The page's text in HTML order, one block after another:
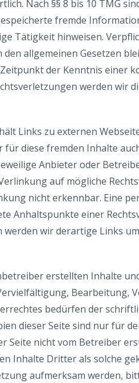
Nach §§ 8 bis 10 TMG
fremde
Tätigkeit hinweisen.
allgemeinen Gesetzen
der Kenntnis einer
werden wir
Links zu externen
für diese fremden Inhalte
Anbieter oder
auf mögliche
nicht erkennbar. Eine
Anhaltspunkte einer
werden wir derartige Links
erstellten Inhalte
Bearbeitung,
bedürfen der
dieser Seite sind nur für
Seite nicht vom Betreiber
Inhalte Dritter als solche
aufmerksam werden,